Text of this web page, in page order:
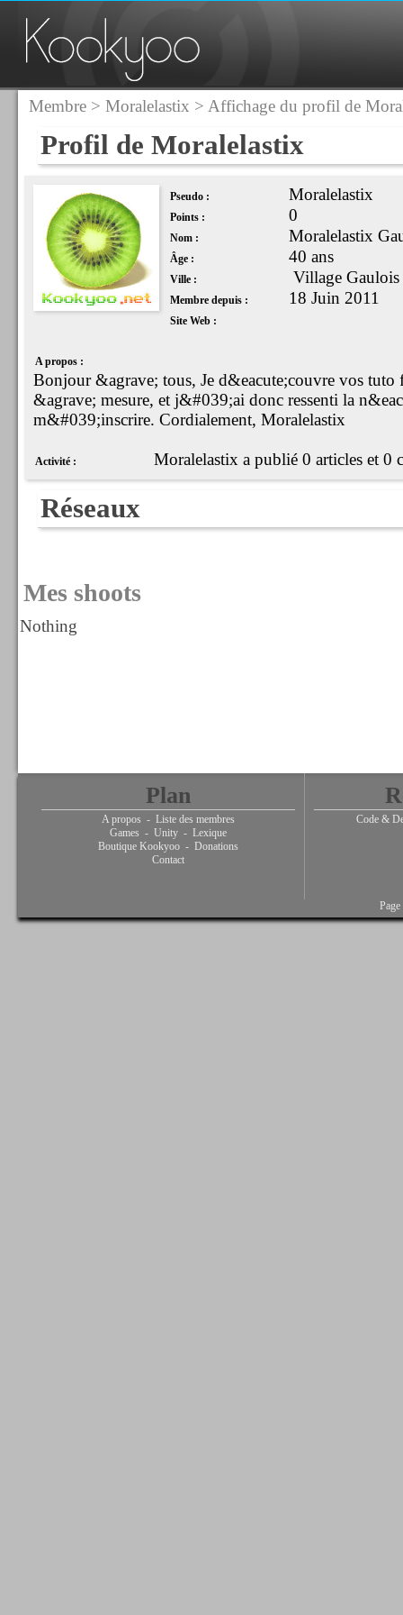
Membre> Moralelastix > Affichage du profil de
Profil de Moralelastix
Pseudo : Moralelastix
Points : 0
Nom : Moralelastix
Âge : 40 ans
Ville : Village Gaulois
Membre depuis : 18 Juin 2011
Site Web :
A propos :
Bonjour &agrave; tous, Je d&eacute;couvre vos tuto
&agrave; mesure, et j&#039;ai donc ressenti la
m&#039;inscrire. Cordialement, Moralelastix
Activité : Moralelastix a publié 0 articles et 0
Réseaux
Mes shoots
Nothing
Plan
A propos - Liste des membres
Games - Unity - Lexique
Boutique Kookyoo - Donations
Contact
Code &